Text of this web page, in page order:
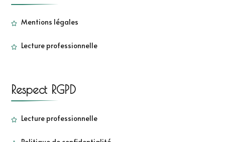
Mentions légales
Lecture professionnelle
Respect RGPD
Lecture professionnelle